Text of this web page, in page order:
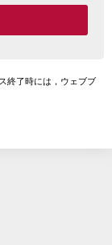
終了時には，ウェブブ